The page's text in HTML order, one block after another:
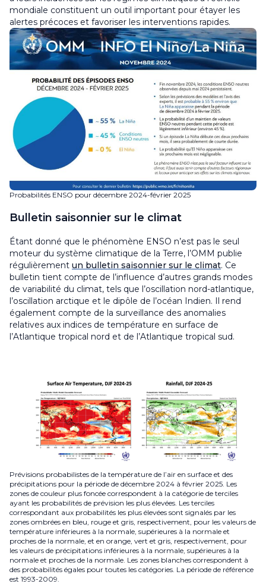
mondiale constituent un outil important pour étayer les
alertes précoces et favoriser les interventions rapides.
Probabilités ENSO pour décembre 2024-février 2025
Bulletin saisonnier sur le climat
Étant donné que le phénomène ENSO n’est pas le seul
moteur du système climatique de la Terre, l’OMM publie
régulièrement un bulletin saisonnier sur le climat. Ce
bulletin tient compte de l’influence d’autres grands modes
de variabilité du climat, tels que l’oscillation nord-atlantique,
l’oscillation arctique et le dipôle de l’océan Indien. Il rend
également compte de la surveillance des anomalies
relatives aux indices de température en surface de
l’Atlantique tropical nord et de l’Atlantique tropical sud.
Prévisions probabilistes de la température de l’air en surface et des
précipitations pour la période de décembre 2024 à février 2025. Les
zones de couleur plus foncée correspondent à la catégorie de terciles
ayant les probabilités de prévision les plus élevées. Les terciles
correspondant aux probabilités les plus élevées sont signalés par les
zones ombrées en bleu, rouge et gris, respectivement, pour les valeurs de
température inférieures à la normale, supérieures à la normale et
proches de la normale, et en orange, vert et gris, respectivement, pour
les valeurs de précipitations inférieures à la normale, supérieures à la
normale et proches de la normale. Les zones blanches correspondent à
des probabilités égales pour toutes les catégories. La période de référence
est 1993-2009.